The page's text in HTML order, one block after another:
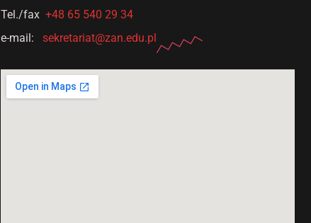
Tel./fax+48 65 540 29 34
e-mail:sekretariat@zan.edu.pl